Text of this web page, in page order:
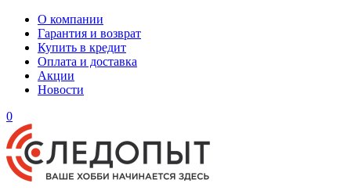
О компании
Гарантия и возврат
Купить в кредит
Оплата и доставка
Акции
Новости
0